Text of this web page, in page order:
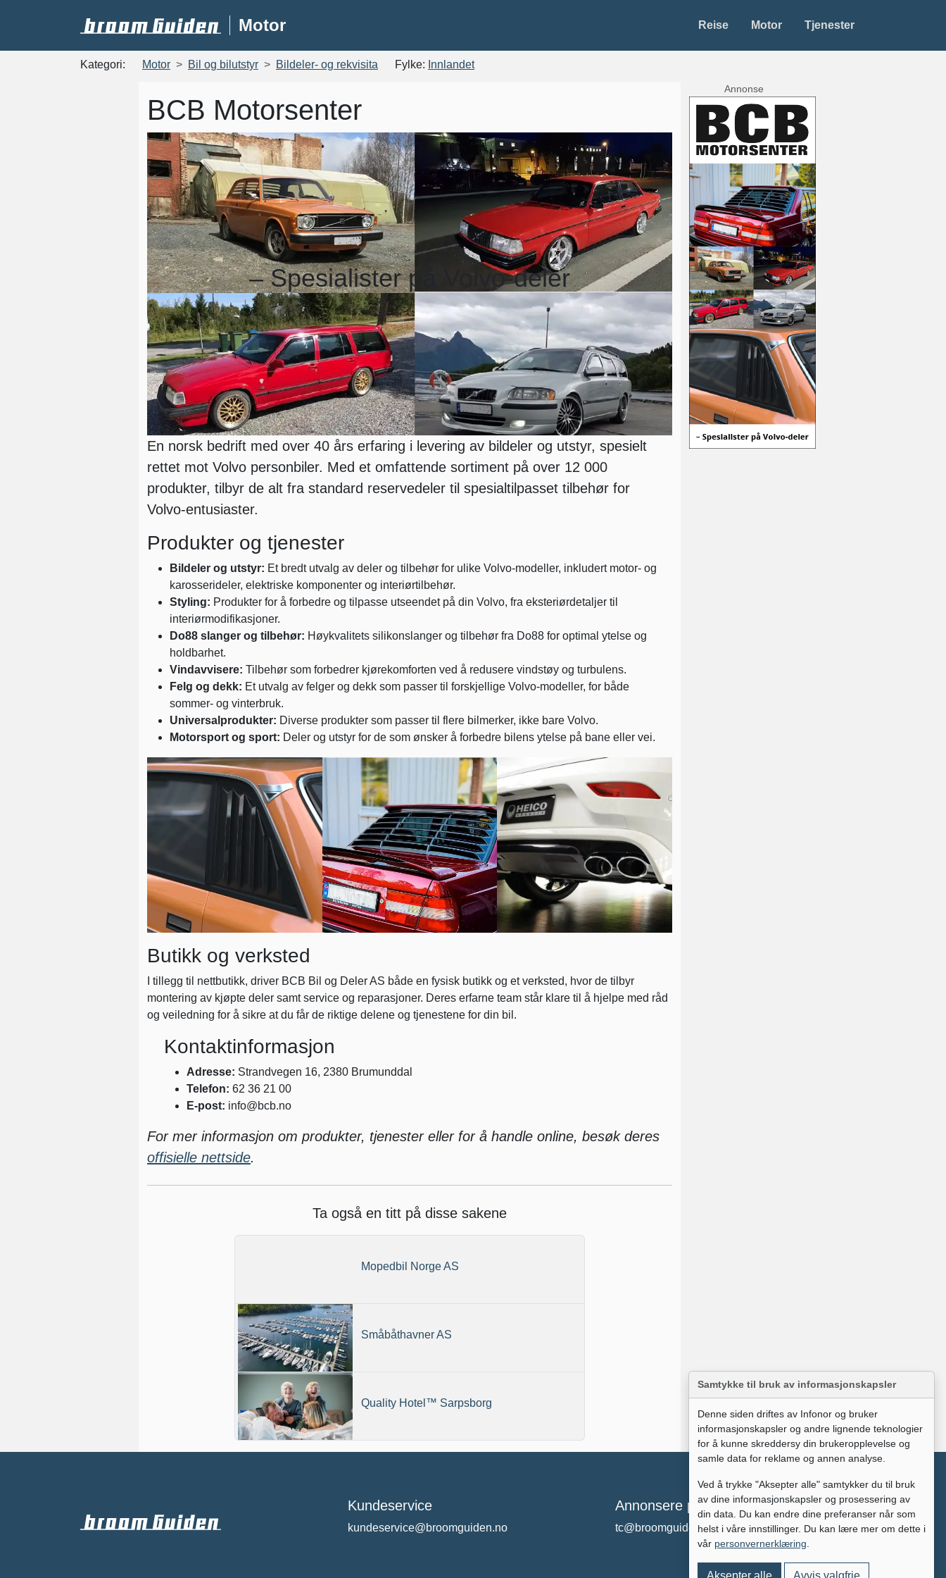
Motor Reise Motor Tjenester
Kategori: Motor Bil og bilutstyr Bildeler- og rekvisita Fylke: Innlandet
BCB Motorsenter
– Spesialister på Volvo-deler
En norsk bedrift med over 40 års erfaring i levering av bildeler og utstyr, spesielt
rettet mot Volvo personbiler. Med et omfattende sortiment på over 12 000
produkter, tilbyr de alt fra standard reservedeler til spesialtilpasset tilbehør for
Volvo-entusiaster.
Produkter og tjenester
Bildeler og utstyr: Et bredt utvalg av deler og tilbehør for ulike Volvo-modeller, inkludert motor- og
karosserideler, elektriske komponenter og interiørtilbehør.
Styling: Produkter for å forbedre og tilpasse utseendet på din Volvo, fra eksteriørdetaljer til
interiørmodifikasjoner.
Do88 slanger og tilbehør: Høykvalitets silikonslanger og tilbehør fra Do88 for optimal ytelse og
holdbarhet.
Vindavvisere: Tilbehør som forbedrer kjørekomforten ved å redusere vindstøy og turbulens.
Felg og dekk: Et utvalg av felger og dekk som passer til forskjellige Volvo-modeller, for både
sommer- og vinterbruk.
Universalprodukter: Diverse produkter som passer til flere bilmerker, ikke bare Volvo.
Motorsport og sport: Deler og utstyr for de som ønsker å forbedre bilens ytelse på bane eller vei.
Butikk og verksted
I tillegg til nettbutikk, driver BCB Bil og Deler AS både en fysisk butikk og et verksted, hvor de tilbyr
montering av kjøpte deler samt service og reparasjoner. Deres erfarne team står klare til å hjelpe med råd
og veiledning for å sikre at du får de riktige delene og tjenestene for din bil.
Kontaktinformasjon
Adresse: Strandvegen 16, 2380 Brumunddal
Telefon: 62 36 21 00
E-post: info@bcb.no
For mer informasjon om produkter, tjenester eller for å handle online, besøk deres
offisielle nettside.
Ta også en titt på disse sakene
Mopedbil Norge AS
Småbåthavner AS
Quality Hotel™ Sarpsborg
Annonse
Kundeservice
kundeservice@broomguiden.no
Annonsere på broomguiden?
tc@broomguiden.no
Samtykke til bruk av informasjonskapsler
Denne siden driftes av Infonor og bruker
informasjonskapsler og andre lignende teknologier
for å kunne skreddersy din brukeropplevelse og
samle data for reklame og annen analyse.
Ved å trykke "Aksepter alle" samtykker du til bruk
av dine informasjonskapsler og prosessering av
din data. Du kan endre dine preferanser når som
helst i våre innstillinger. Du kan lære mer om dette i
vår personvernerklæring
Aksepter alle Avvis valgfrie